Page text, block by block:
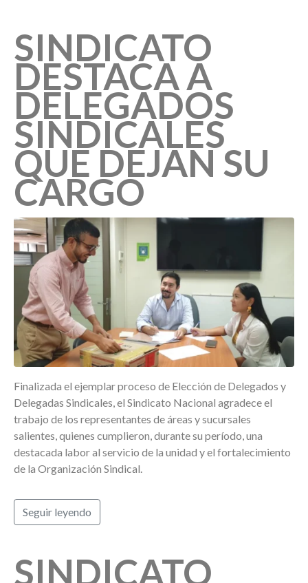
SINDICATO
DESTACA A
DELEGADOS
SINDICALES
QUE DEJAN SU
CARGO
Finalizada el ejemplar proceso de Elección de Delegados y
Delegadas Sindicales, el Sindicato Nacional agradece el
trabajo de los representantes de áreas y sucursales
salientes, quienes cumplieron, durante su período, una
destacada labor al servicio de la unidad y el fortalecimiento
de la Organización Sindical.
Seguir leyendo
SINDICATO